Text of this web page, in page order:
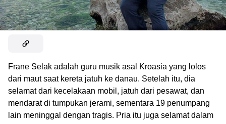
Frane Selak adalah guru musik asal Kroasia yang lolos
dari maut saat kereta jatuh ke danau. Setelah itu, dia
selamat dari kecelakaan mobil, jatuh dari pesawat, dan
mendarat di tumpukan jerami, sementara 19 penumpang
lain meninggal dengan tragis. Pria itu juga selamat dalam